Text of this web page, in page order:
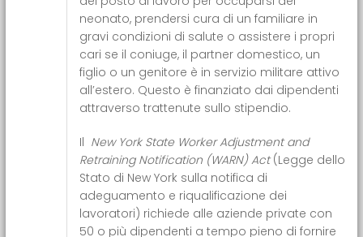
neonato, prendersi cura di un familiare in
gravi condizioni di salute o assistere i propri
cari se il coniuge, il partner domestico, un
figlio o un genitore è in servizio militare attivo
all’estero. Questo è finanziato dai dipendenti
attraverso trattenute sullo stipendio.
Il New York State Worker Adjustment and
Retraining Notification (WARN) Act(Legge dello
Stato di New York sulla notifica di
adeguamento e riqualificazione dei
lavoratori) richiede alle aziende private con
50 o più dipendenti a tempo pieno di fornire